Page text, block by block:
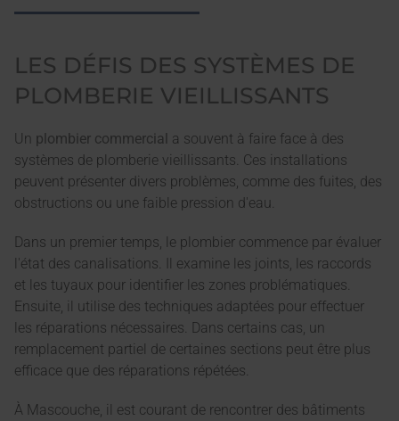
LES DÉFIS DES SYSTÈMES DE
PLOMBERIE VIEILLISSANTS
Un plombier commercial a souvent à faire face à des
systèmes de plomberie vieillissants. Ces installations
peuvent présenter divers problèmes, comme des fuites, des
obstructions ou une faible pression d'eau.
Dans un premier temps, le plombier commence par évaluer
l'état des canalisations. Il examine les joints, les raccords
et les tuyaux pour identifier les zones problématiques.
Ensuite, il utilise des techniques adaptées pour effectuer
les réparations nécessaires. Dans certains cas, un
remplacement partiel de certaines sections peut être plus
efficace que des réparations répétées.
À Mascouche, il est courant de rencontrer des bâtiments